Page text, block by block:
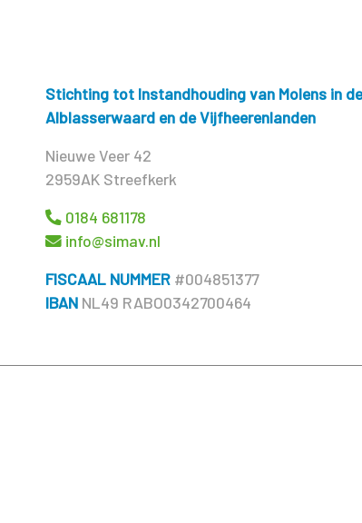
Stichting tot Instandhouding van Molens in de
Alblasserwaard en de Vijfheerenlanden
Nieuwe Veer 42
2959AK Streefkerk
0184 681178
info@simav.nl
FISCAAL NUMMER#004851377
IBAN NL49 RABO0342700464